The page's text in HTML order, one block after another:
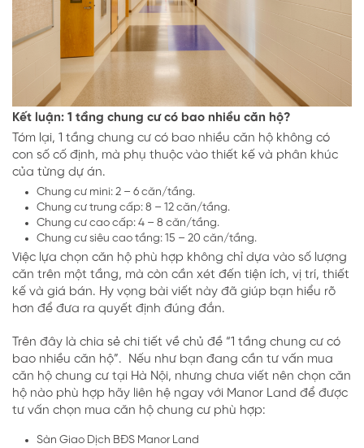
Kết luận: 1 tầng chung cư có bao nhiều căn hộ?
Tóm lại, 1 tầng chung cư có bao nhiều căn hộ không có
con số cố định, mà phụ thuộc vào thiết kế và phân khúc
của từng dự án.
Chung cư mini: 2 – 6 căn/tầng.
Chung cư trung cấp: 8 – 12 căn/tầng.
Chung cư cao cấp: 4 – 8 căn/tầng.
Chung cư siêu cao tầng: 15 – 20 căn/tầng.
Việc lựa chọn căn hộ phù hợp không chỉ dựa vào số lượng
căn trên một tầng, mà còn cần xét đến tiện ích, vị trí, thiết
kế và giá bán. Hy vọng bài viết này đã giúp bạn hiểu rõ
hơn để đưa ra quyết định đúng đắn.
Trên đây là chia sẻ chi tiết về chủ đề “1 tầng chung cư có
bao nhiều căn hộ”. Nếu như bạn đang cần tư vấn mua
căn hộ chung cư tại Hà Nội, nhưng chưa viết nên chọn căn
hộ nào phù hợp hãy liên hệ ngay với Manor Land để được
tư vấn chọn mua căn hộ chung cư phù hợp:
Sàn Giao Dịch BĐS Manor Land